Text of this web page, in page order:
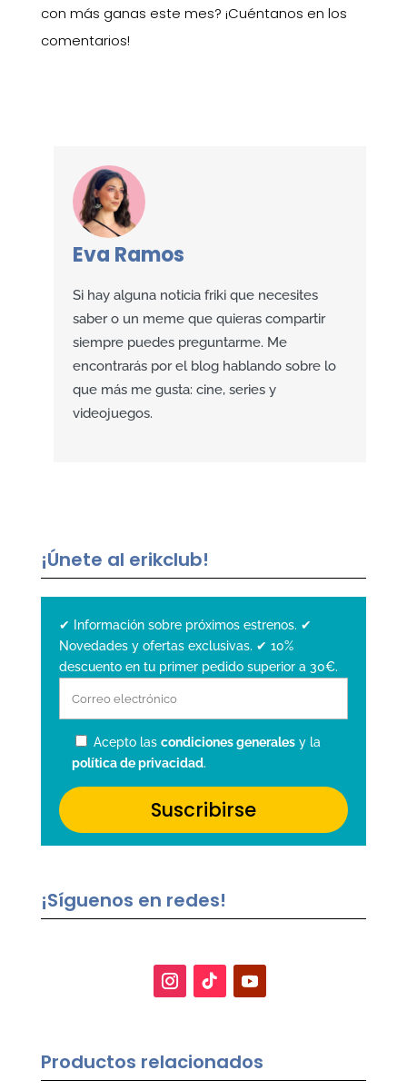
con más ganas este mes? ¡Cuéntanos en los
comentarios!
Eva Ramos
Si hay alguna noticia friki que necesites
saber o un meme que quieras compartir
siempre puedes preguntarme. Me
encontrarás por el blog hablando sobre lo
que más me gusta: cine, series y
videojuegos.
¡Únete al erikclub!
✔ Información sobre próximos estrenos. ✔
Novedades y ofertas exclusivas. ✔ 10%
descuento en tu primer pedido superior a 30€.
Acepto las condiciones generalesy la
política de privacidad.
¡Síguenos en redes!
Productos relacionados